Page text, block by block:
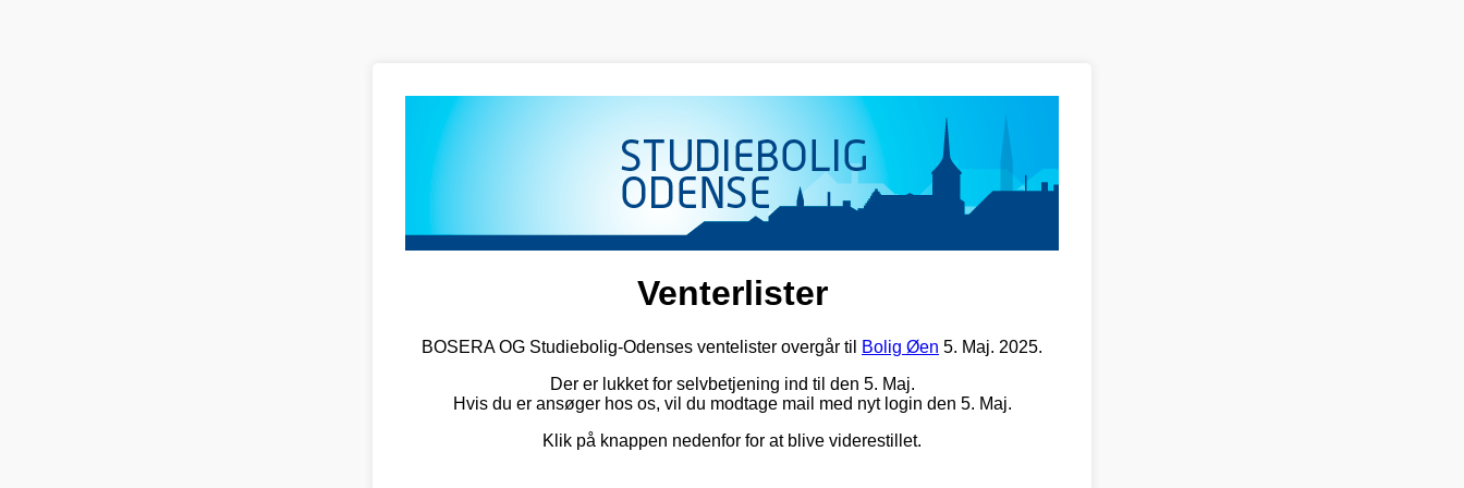
Venterlister
BOSERA OG Studiebolig-Odenses ventelister overgår til Bolig Øen 5. Maj. 2025.
Der er lukket for selvbetjening ind til den 5. Maj.
Hvis du er ansøger hos os, vil du modtage mail med nyt login den 5. Maj.
Klik på knappen nedenfor for at blive viderestillet.